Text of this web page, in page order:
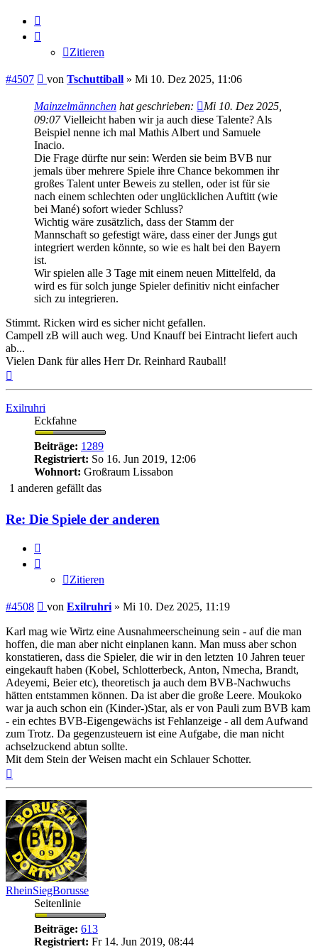
Zitieren
#4507 Beitrag
von Tschuttiball » Mi 10. Dez 2025, 11:06
Mainzelmännchen hat geschrieben:
Mi 10. Dez 2025,
09:07Vielleicht haben wir ja auch diese Talente? Als
Beispiel nenne ich mal Mathis Albert und Samuele
Inacio.
Die Frage dürfte nur sein: Werden sie beim BVB nur
jemals über mehrere Spiele ihre Chance bekommen ihr
großes Talent unter Beweis zu stellen, oder ist für sie
nach einem schlechten oder unglücklichen Auftitt (wie
bei Mané) sofort wieder Schluss?
Wichtig wäre zusätzlich, dass der Stamm der
Mannschaft so gefestigt wäre, dass einer der Jungs gut
integriert werden könnte, so wie es halt bei den Bayern
ist.
Wir spielen alle 3 Tage mit einem neuen Mittelfeld, da
wird es für solch junge Spieler definitiv nicht einfacher
sich zu integrieren.
Stimmt. Ricken wird es sicher nicht gefallen.
Campell zB will auch weg. Und Knauff bei Eintracht liefert auch
ab...
Vielen Dank für alles Herr Dr. Reinhard Rauball!
Exilruhri
Eckfahne
Beiträge: 1289
Registriert: So 16. Jun 2019, 12:06
Wohnort: Großraum Lissabon
1 anderen gefällt das
Re: Die Spiele der anderen
Zitieren
#4508 Beitrag
von Exilruhri » Mi 10. Dez 2025, 11:19
Karl mag wie Wirtz eine Ausnahmeerscheinung sein - auf die man
hoffen, die man aber nicht einplanen kann. Man muss aber schon
konstatieren, dass die Spieler, die wir in den letzten 10 Jahren teuer
eingekauft haben (Kobel, Schlotterbeck, Anton, Nmecha, Brandt,
Adeyemi, Beier etc), theoretisch ja auch dem BVB-Nachwuchs
hätten entstammen können. Da ist aber die große Leere. Moukoko
war ja auch schon ein (Kinder-)Star, als er von Pauli zum BVB kam
- ein echtes BVB-Eigengewächs ist Fehlanzeige - all dem Aufwand
zum Trotz. Da gegenzusteuern ist eine Aufgabe, die man nicht
achselzuckend abtun sollte.
Mit dem Stein der Weisen macht ein Schlauer Schotter.
RheinSiegBorusse
Seitenlinie
Beiträge: 613
Registriert: Fr 14. Jun 2019, 08:44